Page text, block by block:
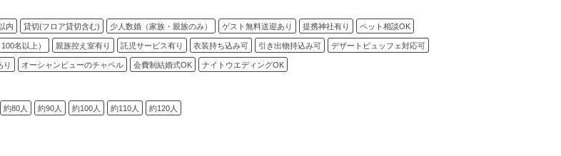
内 貸切(フロア貸切含む) 少人数婚（家族・親族のみ） ゲスト無料送迎あり 提携神社有り ペット相談OK
名以上） 親族控え室有り 託児サービス有り 衣装持ち込み可 引き出物持込み可 デザートビュッフェ対応可
り オーシャンビューのチャペル 会費制結婚式OK ナイトウエディングOK
約80人 約90人 約100人 約110人 約120人